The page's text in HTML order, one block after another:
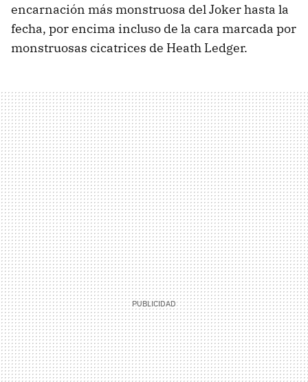
encarnación más monstruosa del Joker hasta la
fecha, por encima incluso de la cara marcada por
monstruosas cicatrices de Heath Ledger.